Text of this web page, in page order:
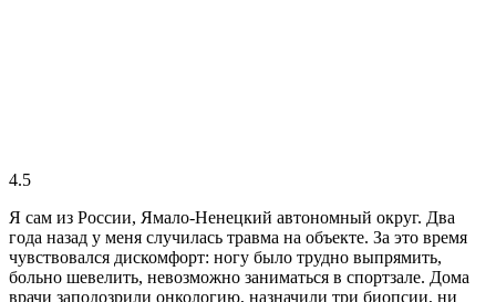
4.5
Я сам из России, Ямало-Ненецкий автономный округ. Два
года назад у меня случилась травма на объекте. За это время
чувствовался дискомфорт: ногу было трудно выпрямить,
больно шевелить, невозможно заниматься в спортзале. Дома
врачи заподозрили онкологию, назначили три биопсии, ни